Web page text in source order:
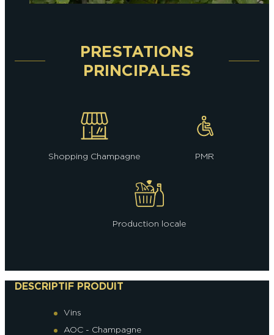
PRESTATIONS
PRINCIPALES
Shopping Champagne PMR
Production locale
DESCRIPTIF PRODUIT
Vins
AOC - Champagne